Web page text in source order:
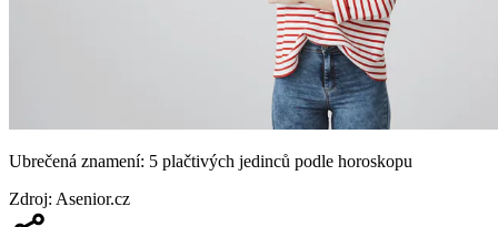
Ubrečená znamení: 5 plačtivých jedinců podle horoskopu
Zdroj: Asenior.cz